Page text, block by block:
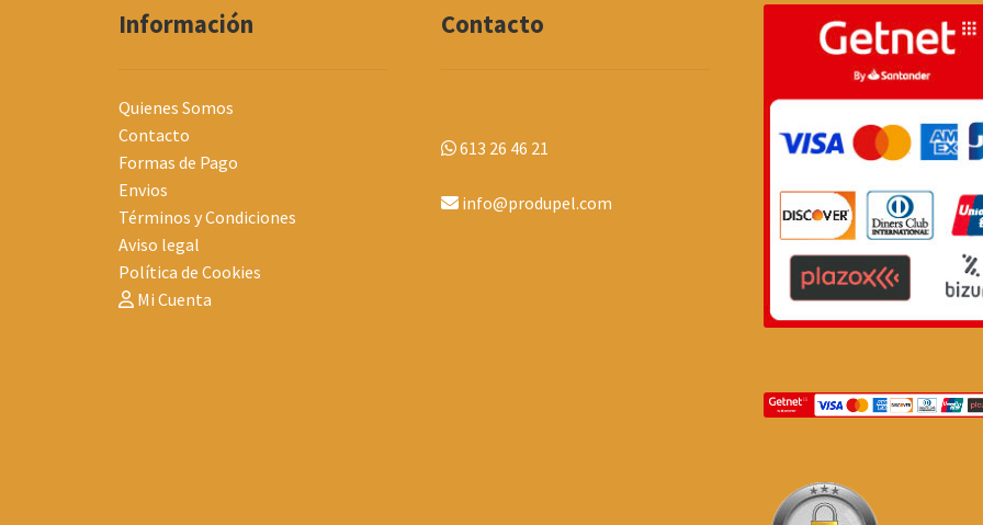
Información
Quienes Somos
Contacto
Formas de Pago
Envios
Términos y Condiciones
Aviso legal
Política de Cookies
Mi Cuenta
Contacto
613 26 46 21
info@produpel.com